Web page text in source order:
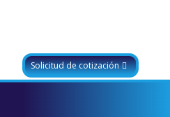
Solicitud de cotización